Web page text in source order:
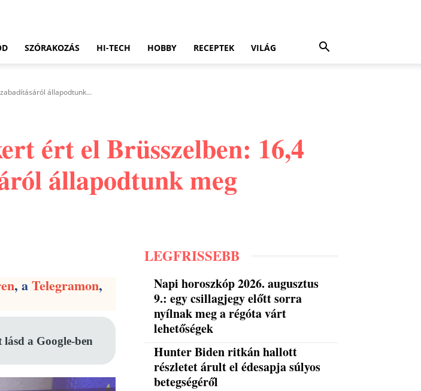
SZÓRAKOZÁS HI-TECH HOBBY RECEPTEK VILÁG
állapodtunk...
ért el Brüsszelben: 16,4
állapodtunk meg
, aTelegramon,
a Google-ben
LEGFRISSEBB
Napi horoszkóp 2026. augusztus
9.: egy csillagjegy előtt sorra
nyílnak meg a régóta várt
lehetőségek
Hunter Biden ritkán hallott
részletet árult el édesapja súlyos
betegségéről